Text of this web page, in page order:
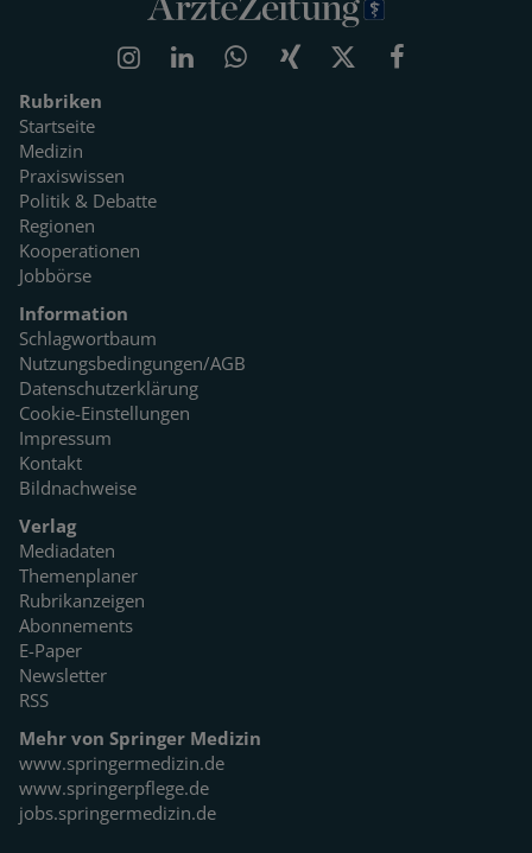
Rubriken
Startseite
Medizin
Praxiswissen
Politik & Debatte
Regionen
Kooperationen
Jobbörse
Information
Schlagwortbaum
Nutzungsbedingungen/AGB
Datenschutzerklärung
Cookie-Einstellungen
Impressum
Kontakt
Bildnachweise
Verlag
Mediadaten
Themenplaner
Rubrikanzeigen
Abonnements
E-Paper
Newsletter
RSS
Mehr von Springer Medizin
www.springermedizin.de
www.springerpflege.de
jobs.springermedizin.de